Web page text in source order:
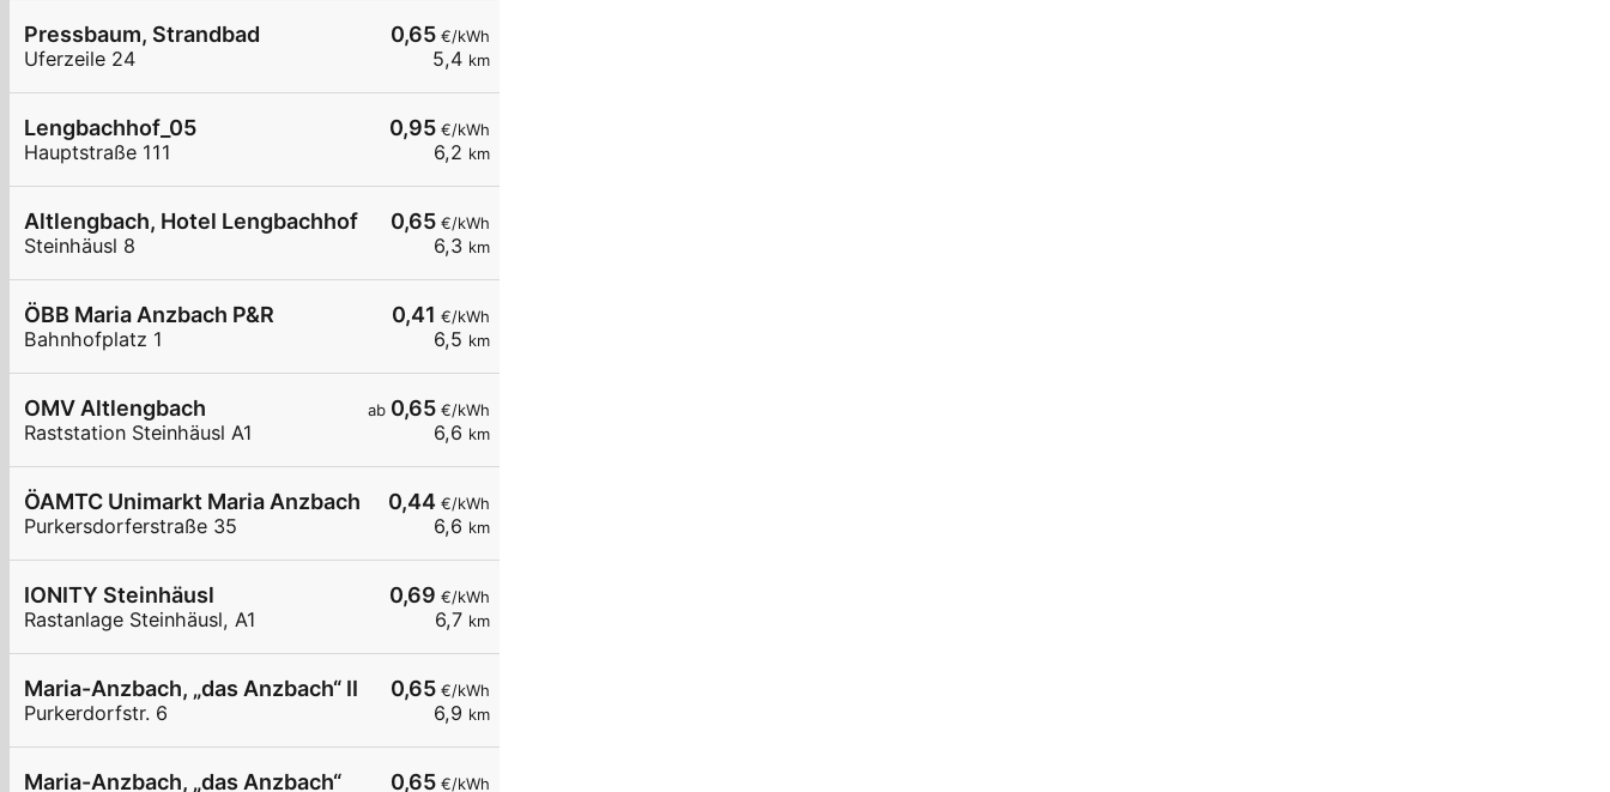
0,65€/kWh
5,4 km
Pressbaum, Strandbad
Uferzeile 24
0,95€/kWh
6,2 km
Lengbachhof_05
Hauptstraße 111
0,65€/kWh
6,3 km
Altlengbach, Hotel Lengbachhof
Steinhäusl 8
0,41 €/kWh
6,5 km
ÖBB Maria Anzbach P&R
Bahnhofplatz 1
ab 0,65€/kWh
6,6 km
OMV Altlengbach
Raststation Steinhäusl A1
0,44€/kWh
6,6 km
ÖAMTC Unimarkt Maria Anzbach
Purkersdorferstraße 35
0,69 €/kWh
6,7 km
IONITY Steinhäusl
Rastanlage Steinhäusl, A1
0,65€/kWh
6,9 km
Maria-Anzbach, „das Anzbach“ II
Purkerdorfstr. 6
0,65€/kWh
Maria-Anzbach, „das Anzbach“